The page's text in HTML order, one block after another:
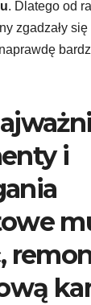
. Dlatego od
zgadzały
i